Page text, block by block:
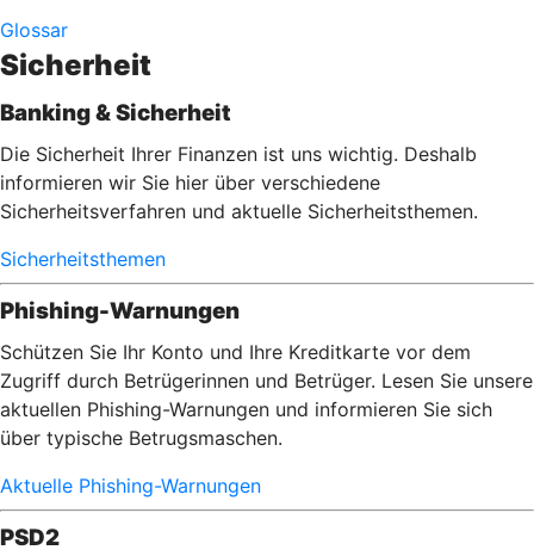
Glossar
Sicherheit
Banking & Sicherheit
Die Sicherheit Ihrer Finanzen ist uns wichtig. Deshalb
informieren wir Sie hier über verschiedene
Sicherheitsverfahren und aktuelle Sicherheitsthemen.
Sicherheitsthemen
Phishing-Warnungen
Schützen Sie Ihr Konto und Ihre Kreditkarte vor dem
Zugriff durch Betrügerinnen und Betrüger. Lesen Sie unsere
aktuellen Phishing-Warnungen und informieren Sie sich
über typische Betrugsmaschen.
Aktuelle Phishing-Warnungen
PSD2